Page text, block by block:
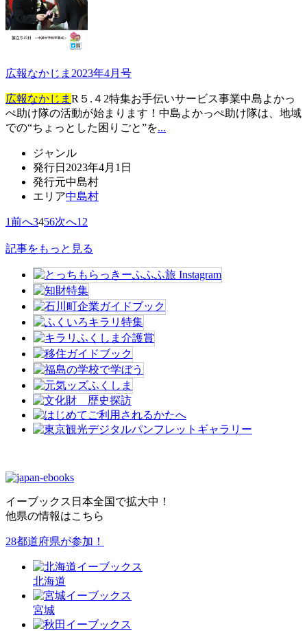
広報なかじま2023年4月号
広報なかじま R５.４2特集お手伝いサービス事業中島よかっ
ぺ助け隊の活動が始まります！中島よかっぺ助け隊は、地域
での“ちょっとした困りごと”を...
ジャンル
発行日 2023年4月1日
発行元中島村
エリア中島村
1前へ3456次へ12
記事をもっと見る
イーブックス日本全国で拡大中！
他県の情報はこちら
28都道府県が参加！
北海道
宮城